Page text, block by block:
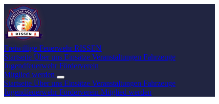
Freiwillige Feuerwehr RISSEN
Startseite Über uns Einsätze Veranstaltungen Fahrzeuge
JugendfeuerwehrFörderverein
Mitglied werden
Startseite Über uns Einsätze Veranstaltungen Fahrzeuge
JugendfeuerwehrFörderverein Mitglied werden